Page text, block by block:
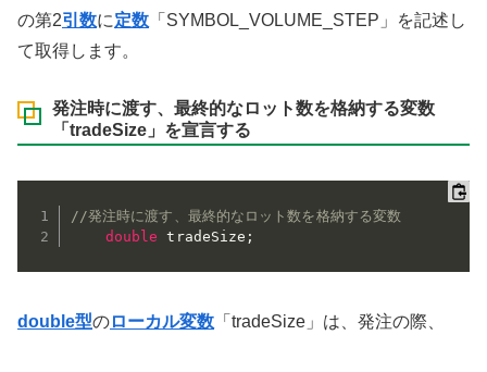
の第2引数に定数 「SYMBOL_VOLUME_STEP」を記述し
て取得します。
発注時に渡す、最終的なロット数を格納する変数
「tradeSize」を宣言する
//発注時に渡す、最終的なロット数を格納する変数
double tradeSize ;
double型のローカル変数 「tradeSize」は、発注の際、